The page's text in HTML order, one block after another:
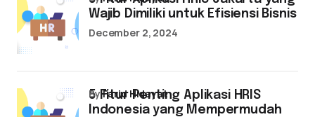
Wajib Dimiliki untuk Efisiensi Bisnis
December 2, 2024
5 Fitur Penting Aplikasi HRIS
Indonesia yang Mempermudah
byFarid Hidayat